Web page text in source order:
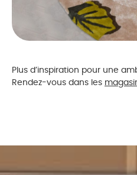
Plus d’inspiration pour une
Rendez-vous dans les